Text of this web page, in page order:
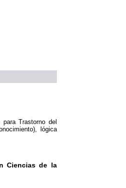
Trastorno del
lógica
Ciencias de la